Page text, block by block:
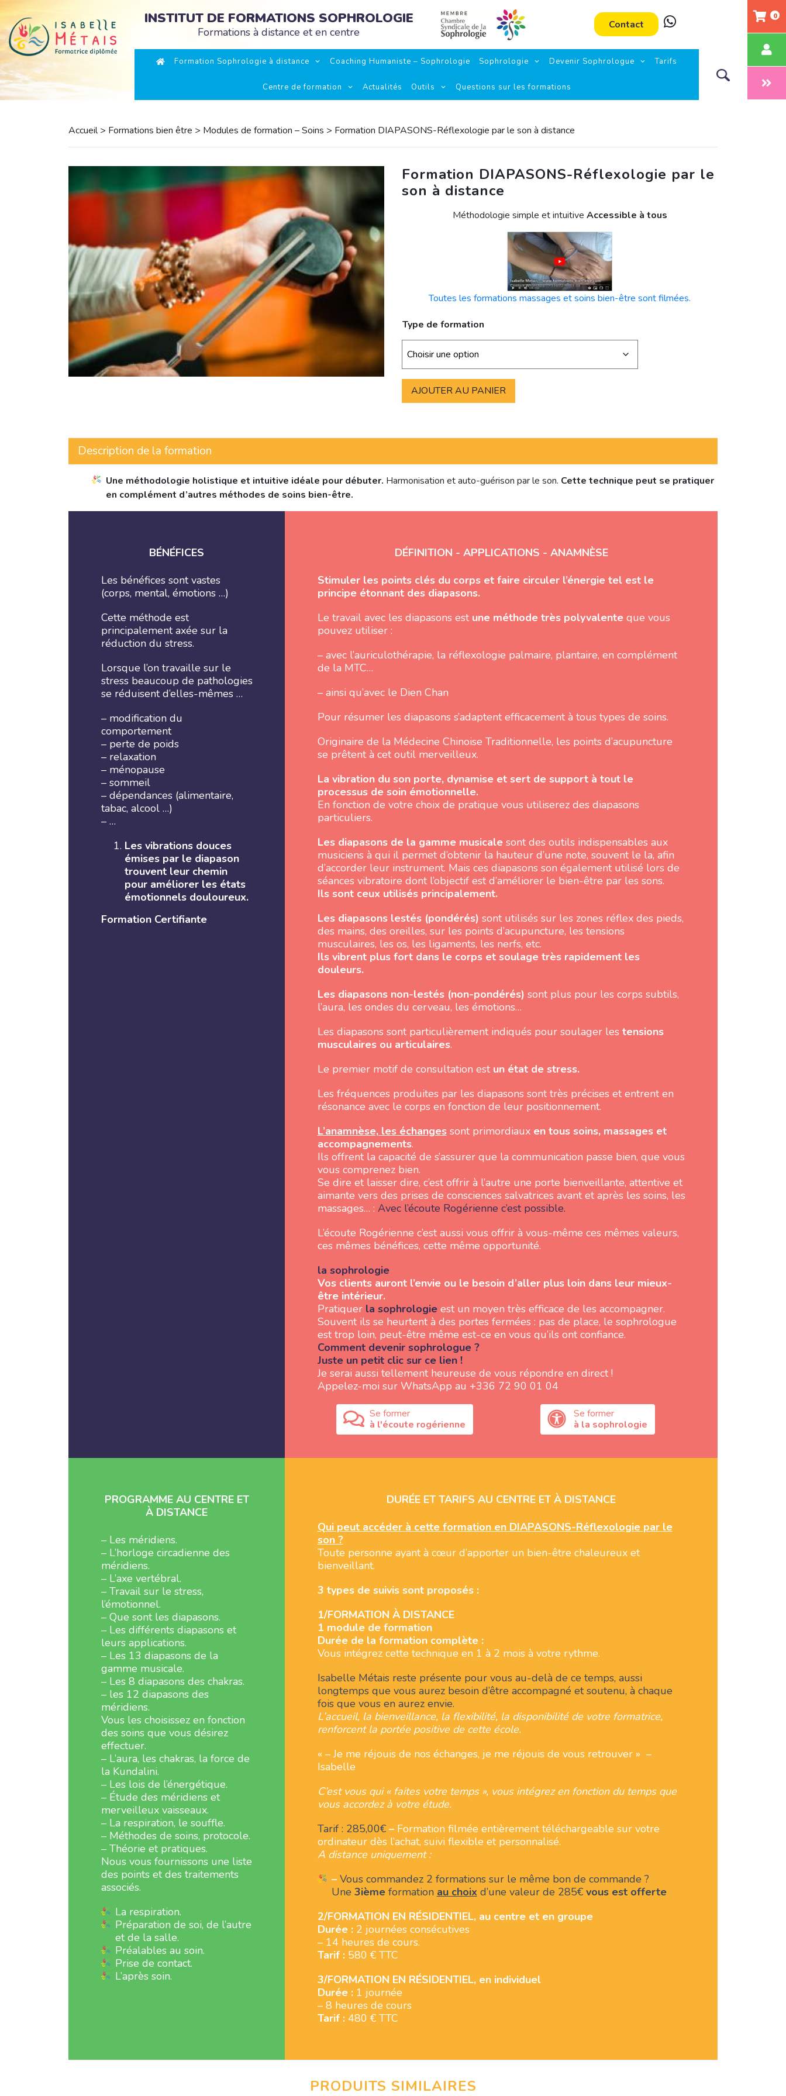
INSTITUT DE FORMATIONS SOPHROLOGIE
Formations à distance et en centre
Contact
Formation Sophrologie à distance Coaching Humaniste – Sophrologie Sophrologie Devenir Sophrologue Tarifs
Centre de formation Actualités Outils Questions sur les formations
0
Accueil> Formations bien être > Modules de formation – Soins > Formation DIAPASONS-Réflexologie par le son à distance
Formation DIAPASONS-Réflexologie par le
son à distance
Méthodologie simple et intuitive Accessible à tous
Toutes les formations massages et soins bien-être sont filmées.
Type de formation
AJOUTER AU PANIER
Description de la formation
Une méthodologie holistique et intuitive idéale pour débuter. Harmonisation et auto-guérison par le son. Cette technique peut se pratiquer
en complément d’autres méthodes de soins bien-être.
BÉNÉFICES
Les bénéfices sont vastes
(corps, mental, émotions …)
Cette méthode est
principalement axée sur la
réduction du stress.
Lorsque l’on travaille sur le
stress beaucoup de pathologies
se réduisent d’elles-mêmes …
– modification du
comportement
– perte de poids
– relaxation
– ménopause
– sommeil
– dépendances (alimentaire,
tabac, alcool …)
– …
Les vibrations douces
émises par le diapason
trouvent leur chemin
pour améliorer les états
émotionnels douloureux.
Formation Certifiante
DÉFINITION - APPLICATIONS - ANAMNÈSE
Stimuler les points clés du corps et faire circuler l’énergie tel est le
principe étonnant des diapasons.
Le travail avec les diapasons est une méthode très polyvalenteque vous
pouvez utiliser :
– avec l’auriculothérapie, la réflexologie palmaire, plantaire, en complément
de la MTC…
– ainsi qu’avec le Dien Chan
Pour résumer les diapasons s’adaptent efficacement à tous types de soins.
Originaire de la Médecine Chinoise Traditionnelle, les points d’acupuncture
se prêtent à cet outil merveilleux.
La vibration du son porte, dynamise et sert de support à tout le
processus de soin émotionnelle.
En fonction de votre choix de pratique vous utiliserez des diapasons
particuliers.
Les diapasons de la gamme musicalesont des outils indispensables aux
musiciens à qui il permet d’obtenir la hauteur d’une note, souvent le la, afin
d’accorder leur instrument. Mais ces diapasons son également utilisé lors de
séances vibratoire dont l’objectif est d’améliorer le bien-être par les sons.
Ils sont ceux utilisés principalement.
Les diapasons lestés (pondérés) sont utilisés sur les zones réflex des pieds,
des mains, des oreilles, sur les points d’acupuncture, les tensions
musculaires, les os, les ligaments, les nerfs, etc.
Ils vibrent plus fort dans le corps et soulage très rapidement les
douleurs.
Les diapasons non-lestés (non-pondérés) sont plus pour les corps subtils,
l’aura, les ondes du cerveau, les émotions…
Les diapasons sont particulièrement indiqués pour soulager les tensions
musculaires ou articulaires.
Le premier motif de consultation est un état de stress.
Les fréquences produites par les diapasons sont très précises et entrent en
résonance avec le corps en fonction de leur positionnement.
L’anamnèse, les échangessont primordiaux en tous soins, massages et
accompagnements.
Ils offrent la capacité de s’assurer que la communication passe bien, que vous
vous comprenez bien.
Se dire et laisser dire, c’est offrir à l’autre une porte bienveillante, attentive et
aimante vers des prises de consciences salvatrices avant et après les soins, les
massages… : Avec l’écoute Rogérienne c’est possible.
L’écoute Rogérienne c’est aussi vous offrir à vous-même ces mêmes valeurs,
ces mêmes bénéfices, cette même opportunité.
la sophrologie
Vos clients auront l’envie ou le besoin d’aller plus loin dans leur mieux-
être intérieur.
Pratiquer la sophrologieest un moyen très efficace de les accompagner.
Souvent ils se heurtent à des portes fermées : pas de place, le sophrologue
est trop loin, peut-être même est-ce en vous qu’ils ont confiance.
Comment devenir sophrologue ?
Juste un petit clic sur ce lien !
Je serai aussi tellement heureuse de vous répondre en direct !
Appelez-moi sur WhatsApp au +336 72 90 01 04
Se former
à l'écoute rogérienne
Se former
à la sophrologie
PROGRAMME AU CENTRE ET
À DISTANCE
– Les méridiens.
– L’horloge circadienne des
méridiens.
– L’axe vertébral.
– Travail sur le stress,
l’émotionnel.
– Que sont les diapasons.
– Les différents diapasons et
leurs applications.
– Les 13 diapasons de la
gamme musicale.
– Les 8 diapasons des chakras.
– les 12 diapasons des
méridiens.
Vous les choisissez en fonction
des soins que vous désirez
effectuer.
– L’aura, les chakras, la force de
la Kundalini.
– Les lois de l’énergétique.
– Étude des méridiens et
merveilleux vaisseaux.
– La respiration, le souffle.
– Méthodes de soins, protocole.
– Théorie et pratiques.
Nous vous fournissons une liste
des points et des traitements
associés.
La respiration.
Préparation de soi, de l’autre
et de la salle.
Préalables au soin.
Prise de contact.
L’après soin.
DURÉE ET TARIFS AU CENTRE ET À DISTANCE
Qui peut accéder à cette formation en DIAPASONS-Réflexologie par le
son ?
Toute personne ayant à cœur d’apporter un bien-être chaleureux et
bienveillant.
3 types de suivis sont proposés :
1/FORMATION À DISTANCE
1 module de formation
Durée de la formation complète :
Vous intégrez cette technique en 1 à 2 mois à votre rythme.
Isabelle Métais reste présente pour vous au-delà de ce temps, aussi
longtemps que vous aurez besoin d’être accompagné et soutenu, à chaque
fois que vous en aurez envie.
L’accueil, la bienveillance, la flexibilité, la disponibilité de votre formatrice,
renforcent la portée positive de cette école.
« – Je me réjouis de nos échanges, je me réjouis de vous retrouver » –
Isabelle
C’est vous qui « faites votre temps », vous intégrez en fonction du temps que
vous accordez à votre étude.
Tarif : 285,00€– Formation filmée entièrement téléchargeable sur votre
ordinateur dès l’achat, suivi flexible et personnalisé.
A distance uniquement :
– Vous commandez 2 formations sur le même bon de commande ?
Une 3ième formation au choix d’une valeur de 285€vous est offerte
2/FORMATION EN RÉSIDENTIEL, au centre et en groupe
Durée :2 journées consécutives
– 14 heures de cours.
Tarif :580 € TTC
3/FORMATION EN RÉSIDENTIEL, en individuel
Durée :1 journée
– 8 heures de cours
Tarif :480 € TTC
PRODUITS SIMILAIRES